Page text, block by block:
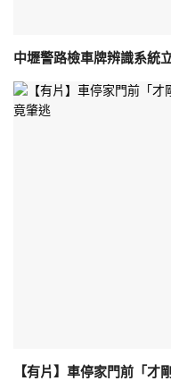
中壢警路檢車牌辨識系統
【有片】車停家門前「才